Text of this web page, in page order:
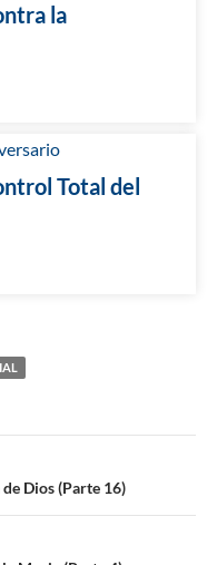
la
Total del
Dios (Parte 16)